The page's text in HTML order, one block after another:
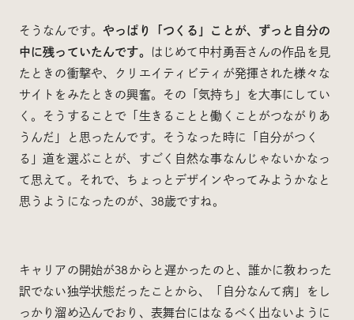
そうなんです。やっぱり「つくる」ことが、ずっと自分の
中に残っていたんです。 はじめて中村勇吾さんの作品を見
たときの衝撃や、クリエイティビティが発揮された様々な
サイトをみたときの興奮。その「気持ち」を大事にしてい
く。そうすることで「生きることと働くことがつながりあ
うんだ」と思ったんです。そうなった時に「自分がつく
る」道を選ぶことが、すごく自然な事なんじゃないかなっ
て思えて。それで、ちょっとデザインやってみようかなと
思うようになったのが、38歳ですね。
キャリアの開始が38からと遅かったのと、誰かに教わった
訳でない独学状態だったことから、「自分なんて病」をし
っかり溜め込んでおり、表舞台にはなるべく出ないように